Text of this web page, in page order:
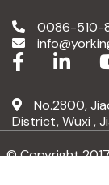
0086-510-
No.2800,
District, Wuxi ,
© Copyright